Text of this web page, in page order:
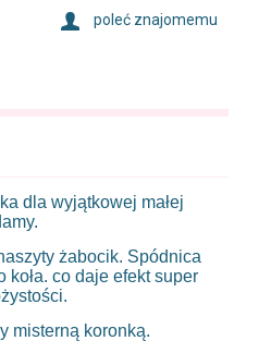
poleć znajomemu
dla wyjątkowej małej
żabocik. Spódnica
koła. co daje efekt super
misterną koronką.